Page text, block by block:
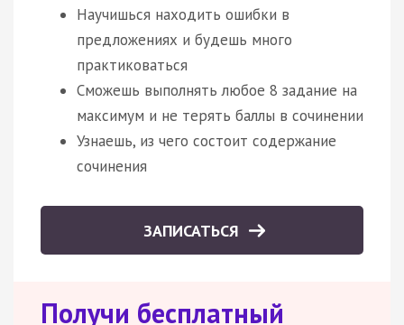
Научишься находить ошибки в
предложениях и будешь много
практиковаться
Сможешь выполнять любое 8 задание на
максимум и не терять баллы в сочинении
Узнаешь, из чего состоит содержание
сочинения
ЗАПИСАТЬСЯ
Получи бесплатный